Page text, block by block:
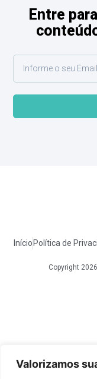
Valorizamos
Entre
Início Política de
Copyright